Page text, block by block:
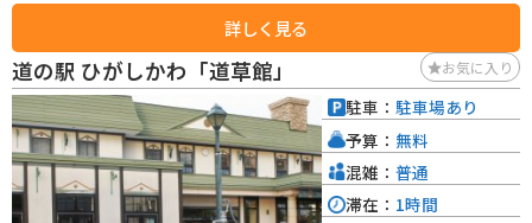
詳しく見る
道の駅 ひがしかわ「道草館」 お気に入り
駐車： 駐車場あり
予算： 無料
混雑： 普通
滞在： 1時間